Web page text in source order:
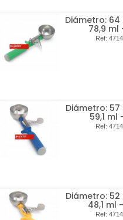
Diámetro:
78,9 ml
Ref:
Diámetro:
59,1 ml
Ref:
Diámetro:
48,1 ml
Ref: